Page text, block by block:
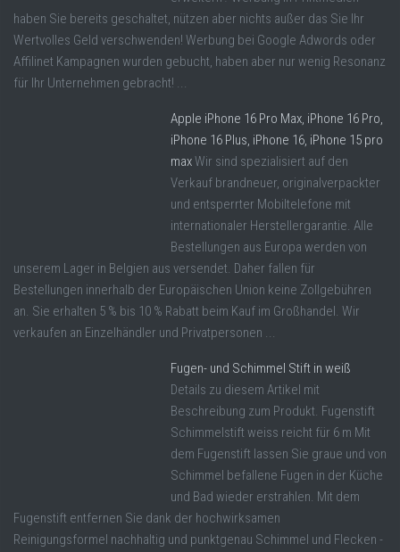
haben Sie bereits geschaltet, nützen aber nichts außer das Sie Ihr
Wertvolles Geld verschwenden! Werbung bei Google Adwords oder
Affilinet Kampagnen wurden gebucht, haben aber nur wenig Resonanz
für Ihr Unternehmen gebracht! ...
Apple iPhone 16 Pro Max, iPhone 16 Pro,
iPhone 16 Plus, iPhone 16, iPhone 15 pro
maxWir sind spezialisiert auf den
Verkauf brandneuer, originalverpackter
und entsperrter Mobiltelefone mit
internationaler Herstellergarantie. Alle
Bestellungen aus Europa werden von
unserem Lager in Belgien aus versendet. Daher fallen für
Bestellungen innerhalb der Europäischen Union keine Zollgebühren
an. Sie erhalten 5 % bis 10 % Rabatt beim Kauf im Großhandel. Wir
verkaufen an Einzelhändler und Privatpersonen ...
Fugen- und Schimmel Stift in weiß
Details zu diesem Artikel mit
Beschreibung zum Produkt. Fugenstift
Schimmelstift weiss reicht für 6 m Mit
dem Fugenstift lassen Sie graue und von
Schimmel befallene Fugen in der Küche
und Bad wieder erstrahlen. Mit dem
Fugenstift entfernen Sie dank der hochwirksamen
Reinigungsformel nachhaltig und punktgenau Schimmel und Flecken -